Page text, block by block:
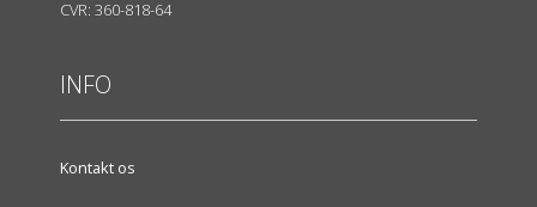
CVR: 360-818-64
INFO
Kontakt os